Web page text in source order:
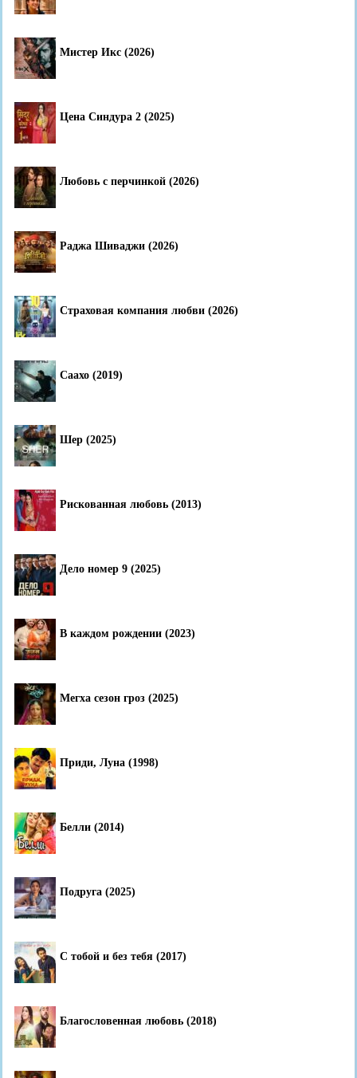
Мистер Икс (2026)
Цена Синдура 2 (2025)
Любовь с перчинкой (2026)
Раджа Шиваджи (2026)
Страховая компания любви (2026)
Саахо (2019)
Шер (2025)
Рискованная любовь (2013)
Дело номер 9 (2025)
В каждом рождении (2023)
Мегха сезон гроз (2025)
Приди, Луна (1998)
Белли (2014)
Подруга (2025)
С тобой и без тебя (2017)
Благословенная любовь (2018)